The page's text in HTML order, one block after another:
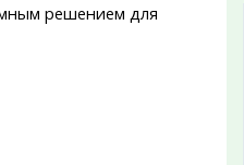
решением для